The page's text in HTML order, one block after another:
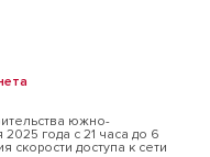
южно-
года с 21 часа до 6
скорости доступа к сети